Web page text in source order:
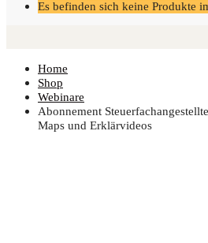
Es befinden sich keine Produkte
Home
Shop
Webinare
Abon­ne­ment
Maps und Erklärvideos